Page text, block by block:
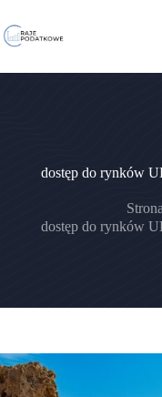
do
treści
dostęp do rynków
dostęp do rynków